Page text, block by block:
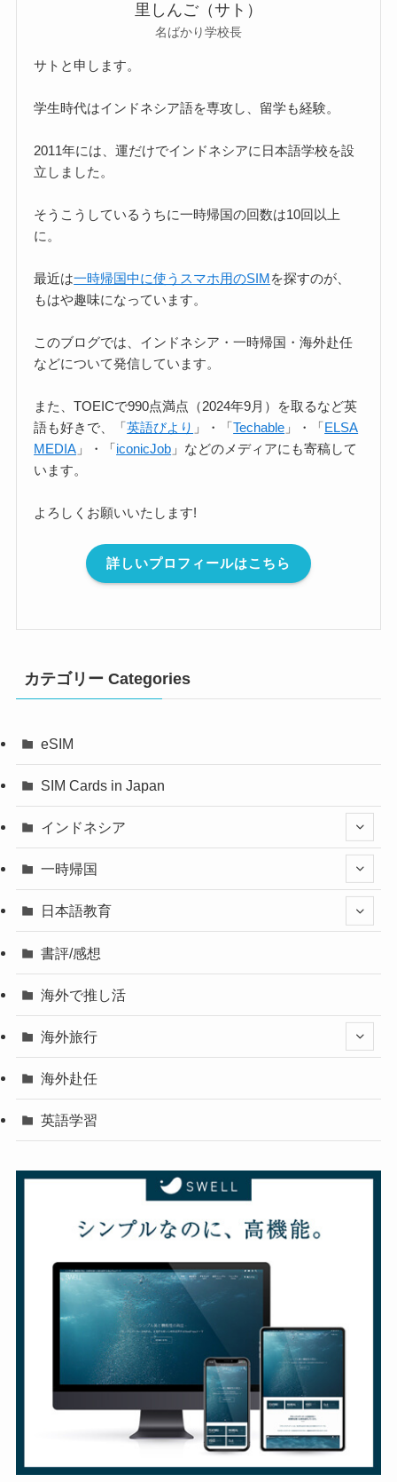
里しんご（サト）
名ばかり学校長
サトと申します。
学生時代はインドネシア語を専攻し、留学も経験。
2011年には、運だけでインドネシアに日本語学校を設
立しました。
そうこうしているうちに一時帰国の回数は10回以上
に。
最近は一時帰国中に使うスマホ用のSIMを探すのが、
もはや趣味になっています。
このブログでは、インドネシア・一時帰国・海外赴任
などについて発信しています。
また、TOEICで990点満点（2024年9月）を取るなど英
語も好きで、「英語びより 」・「Techable 」・「ELSA
MEDIA 」・「iconicJob 」などのメディアにも寄稿して
います。
よろしくお願いいたします!
詳しいプロフィールはこちら
カテゴリー Categories
eSIM
SIM Cards in Japan
インドネシア
一時帰国
日本語教育
書評/感想
海外で推し活
海外旅行
海外赴任
英語学習